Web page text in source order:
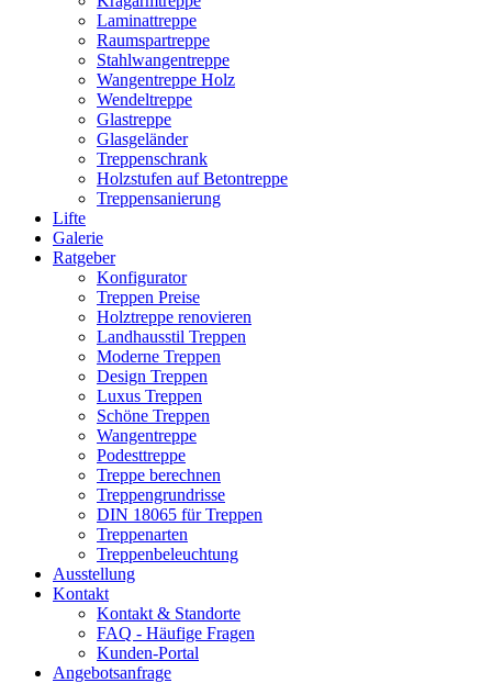
Laminattreppe
Raumspartreppe
Stahlwangentreppe
Wangentreppe Holz
Wendeltreppe
Glastreppe
Glasgeländer
Treppenschrank
Holzstufen auf Betontreppe
Treppensanierung
Lifte
Galerie
Ratgeber
Konfigurator
Treppen Preise
Holztreppe renovieren
Landhausstil Treppen
Moderne Treppen
Design Treppen
Luxus Treppen
Schöne Treppen
Wangentreppe
Podesttreppe
Treppe berechnen
Treppengrundrisse
DIN 18065 für Treppen
Treppenarten
Treppenbeleuchtung
Ausstellung
Kontakt
Kontakt & Standorte
FAQ - Häufige Fragen
Kunden-Portal
Angebotsanfrage